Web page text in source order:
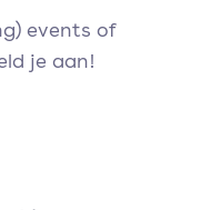
events of
je aan!